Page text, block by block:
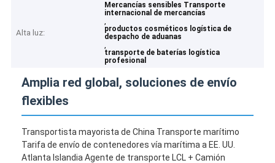
Alta luz:
Mercancías sensibles Transporte
internacional de mercancías
,
productos cosméticos logística de
despacho de aduanas
,
transporte de baterías logística
profesional
Amplia red global, soluciones de envío
flexibles
Transportista mayorista de China Transporte marítimo
Tarifa de envío de contenedores vía marítima a EE. UU.
Atlanta Islandia Agente de transporte LCL + Camión